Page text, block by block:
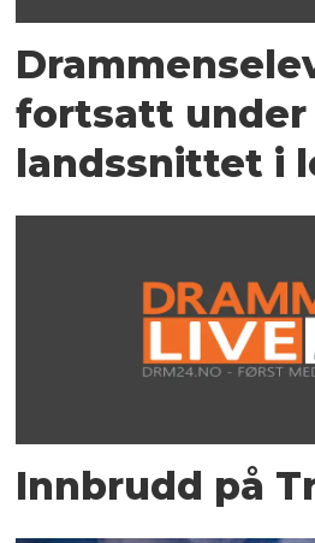
fortsatt under
landssnittet i
Innbrudd på